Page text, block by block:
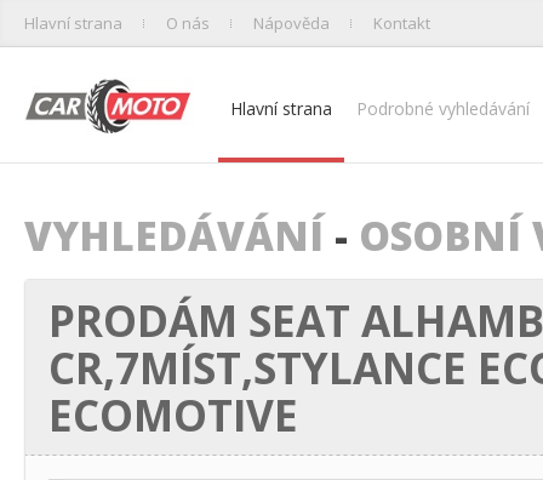
Hlavní strana O nás Nápověda Kontakt
Hlavní strana Podrobné vyhledávání
VYHLEDÁVÁNÍ - OSOBNÍ
PRODÁM SEAT
CR,7MÍST,STYLANCE
ECOMOTIVE